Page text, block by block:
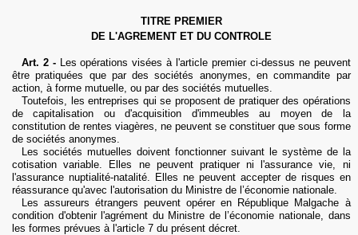
TITRE PREMIER
DE L'AGREMENT ET DU CONTROLE
Art. 2 -Les opérations visées à l'article premier ci-dessus ne peuvent
être pratiquées que par des sociétés anonymes, en commandite par
action, à forme mutuelle, ou par des sociétés mutuelles.
Toutefois, les entreprises qui se proposent de pratiquer des opérations
de capitalisation ou d'acquisition d'immeubles au moyen de la
constitution de rentes viagères, ne peuvent se constituer que sous forme
de sociétés anonymes.
Les sociétés mutuelles doivent fonctionner suivant le système de la
cotisation variable. Elles ne peuvent pratiquer ni l'assurance vie, ni
l'assurance nuptialité-natalité. Elles ne peuvent accepter de risques en
réassurance qu'avec l'autorisation du Ministre de l’économie nationale.
Les assureurs étrangers peuvent opérer en République Malgache à
condition d'obtenir l'agrément du Ministre de l’économie nationale, dans
les formes prévues à l'article 7 du présent décret.